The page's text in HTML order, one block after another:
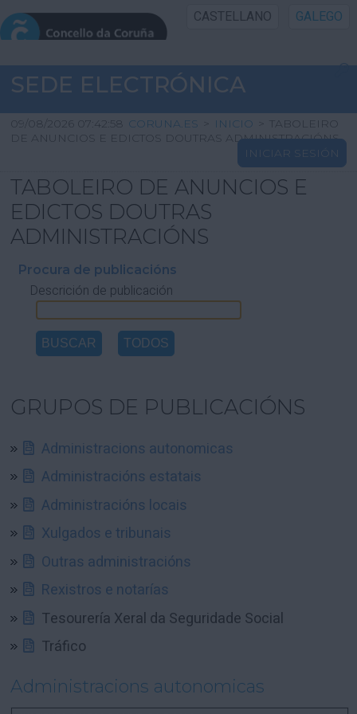
CASTELLANO GALEGO
INICIO SEDE
INICIO
INFORMACIÓN PÚBLICA
CARTAFOL CIDADÁN
UTILIDADES
AXUDA
SEDE ELECTRÓNICA
09/08/2026 07:42:58 CORUNA.ES > INICIO > TABOLEIRO
DE ANUNCIOS E EDICTOS DOUTRAS ADMINISTRACIÓNS
INICIAR SESIÓN
TABOLEIRO DE ANUNCIOS E
EDICTOS DOUTRAS
ADMINISTRACIÓNS
Procura de publicacións
Descrición de publicación
GRUPOS DE PUBLICACIÓNS
Administracions autonomicas
Administracións estatais
Administracións locais
Xulgados e tribunais
Outras administracións
Rexistros e notarías
Tesourería Xeral da Seguridade Social
Tráfico
Administracions autonomicas